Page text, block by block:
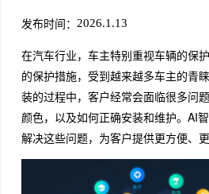
发布时间： 2026.1.13
在汽车行业，车主特别重视车辆的保
的保护措施，受到越来越多车主的青
装的过程中，客户经常会面临很多问
颜色，以及如何正确安装和维护。AI
解决这些问题，为客户提供更方便、